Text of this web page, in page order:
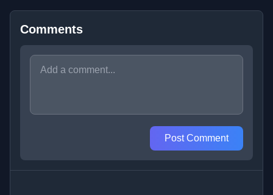
Comments
Post Comment